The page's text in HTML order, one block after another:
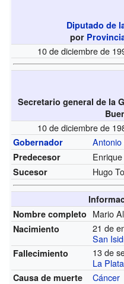
Diputado de
por
10 de diciembre de
Secretario general de la
10 de diciembre de
Gobernador
Predecesor
Sucesor Hugo
Nombre completo Mario
Nacimiento
21 de
San
Fallecimiento
13 de
La Plata
Causa de muerte Cáncer